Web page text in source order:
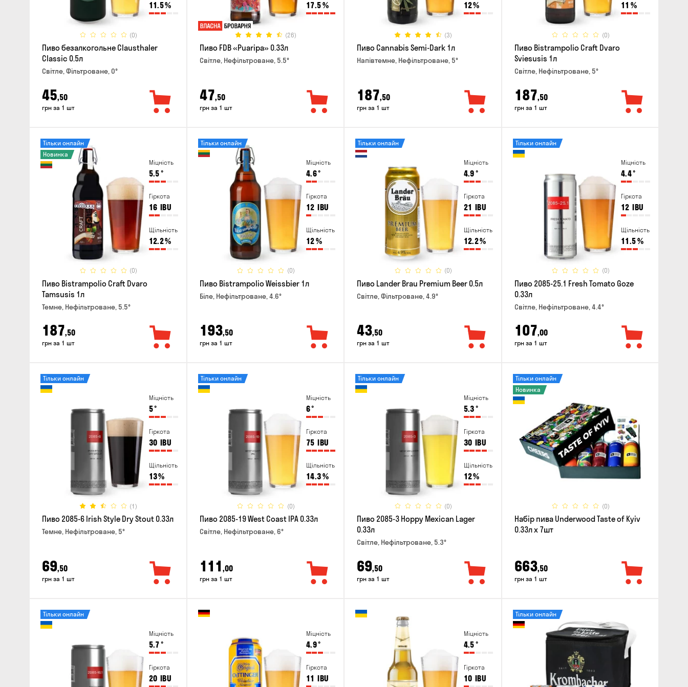
11.5%
(0)
Пиво безалкогольне Clausthaler
Classic 0.5л
Світле, Фільтроване, 0°
45,50
грн за 1 шт
17.5%
(26)
Пиво FDB «Puaripa» 0.33л
Світле, Нефільтроване, 5.5°
47,50
грн за 1 шт
12%
(3)
Пиво Cannabis Semi-Dark 1л
Напівтемне, Нефільтроване, 5°
187,50
грн за 1 шт
11 %
(0)
Пиво Bistrampolio Craft Dvaro
Sviesusis 1л
Світле, Нефільтроване, 5°
187,50
грн за 1 шт
Міцність
5.5°
Гіркота
16 IBU
Щільність
12.2%
(0)
Тільки онлайн
Новинка
Пиво Bistrampolio Craft Dvaro
Tamsusis 1л
Темне, Нефільтроване, 5.5°
187,50
грн за 1 шт
Міцність
4.6°
Гіркота
12 IBU
Щільність
12%
(0)
Тільки онлайн
Пиво Bistrampolio Weissbier 1л
Біле, Нефільтроване, 4.6°
193,50
грн за 1 шт
Міцність
4.9°
Гіркота
21 IBU
Щільність
12.2%
(0)
Тільки онлайн
Пиво Lander Brau Premium Beer 0.5л
Світле, Фільтроване, 4.9°
43,50
грн за 1 шт
Міцність
4.4°
Гіркота
12 IBU
Щільність
11.5%
(0)
Тільки онлайн
Пиво 2085-25.1 Fresh Tomato Goze
0.33л
Світле, Нефільтроване, 4.4°
107,00
грн за 1 шт
Міцність
5°
Гіркота
30 IBU
Щільність
13%
(1)
Тільки онлайн
Пиво 2085-6 Irish Style Dry Stout 0.33л
Темне, Нефільтроване, 5°
69,50
грн за 1 шт
Міцність
6°
Гіркота
75 IBU
Щільність
14.3%
(0)
Тільки онлайн
Пиво 2085-19 West Coast IPA 0.33л
Світле, Нефільтроване, 6°
111 ,00
грн за 1 шт
Міцність
5.3°
Гіркота
30 IBU
Щільність
12%
(0)
Тільки онлайн
Пиво 2085-3 Hoppy Mexican Lager
0.33л
Світле, Нефільтроване, 5.3°
69,50
грн за 1 шт
(0)
Тільки онлайн
Новинка
Набір пива Underwood Taste of Kyiv
0.33л x 7шт
663,50
грн за 1 шт
Міцність
5.7°
Гіркота
20 IBU
Тільки онлайн
Міцність
4.9°
Гіркота
11 IBU
Міцність
4.5°
Гіркота
10 IBU
Тільки онлайн